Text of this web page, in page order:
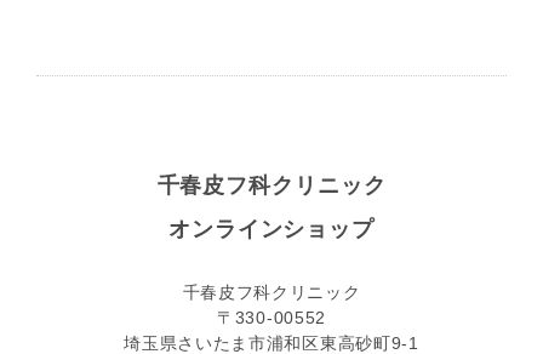
千春皮フ科クリニック
オンラインショップ
千春皮フ科クリニック
〒330-00552
埼玉県さいたま市浦和区東高砂町9-1